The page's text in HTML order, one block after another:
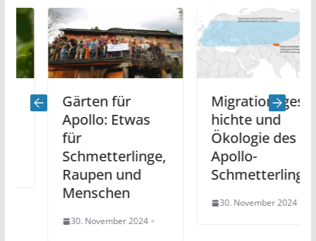
Gärten für
Apollo: Etwas
für
Schmetterlinge,
Raupen und
Menschen
30. November 2024
Migrationsgesc
hichte und
Ökologie des
Apollo-
Schmetterlings
30. November 2024